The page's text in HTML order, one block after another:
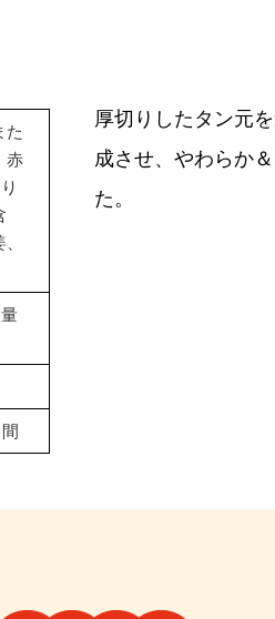
厚切りしたタン元
成させ、やわらか
た。
た
赤